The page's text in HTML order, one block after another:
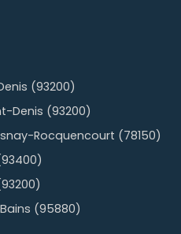
(93200)
Denis (93200)
Rocquencourt (78150)
(95880)